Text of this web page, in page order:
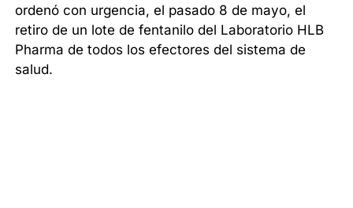
ordenó con urgencia, el pasado 8 de mayo, el
retiro de un lote de fentanilo del Laboratorio HLB
Pharma de todos los efectores del sistema de
salud.